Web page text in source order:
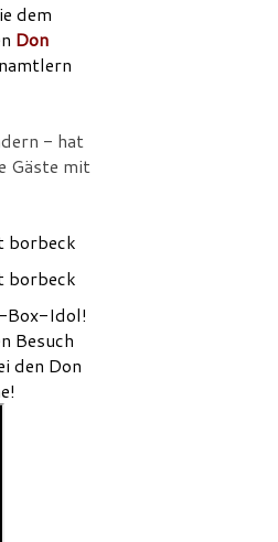
dem
Don
- hat
Gäste mit
Box-Idol!
Besuch
den Don